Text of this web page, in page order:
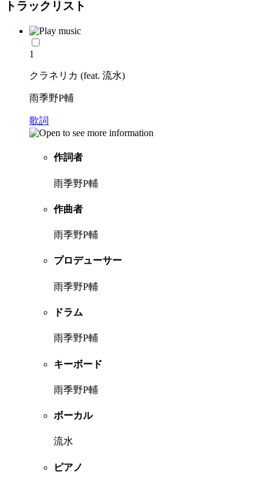
トラックリスト
1
クラネリカ (feat. 流水)
雨季野P輔
歌詞
作詞者
雨季野P輔
作曲者
雨季野P輔
プロデューサー
雨季野P輔
ドラム
雨季野P輔
キーボード
雨季野P輔
ボーカル
流水
ピアノ